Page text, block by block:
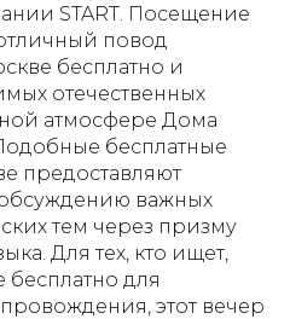
START. Посещение
повод
бесплатно и
отечественных
атмосфере Дома
бесплатные
предоставляют
важных
тем через призму
Для тех, кто ищет,
бесплатно для
этот вечер